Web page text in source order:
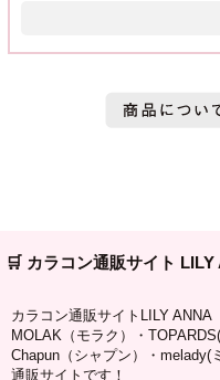
🛒 カラコン通販サイト LILY
カラコン通販サイトLILY ANNA
MOLAK（モラク）・
Chapun（シャプン）・melady(
通販サイトです！